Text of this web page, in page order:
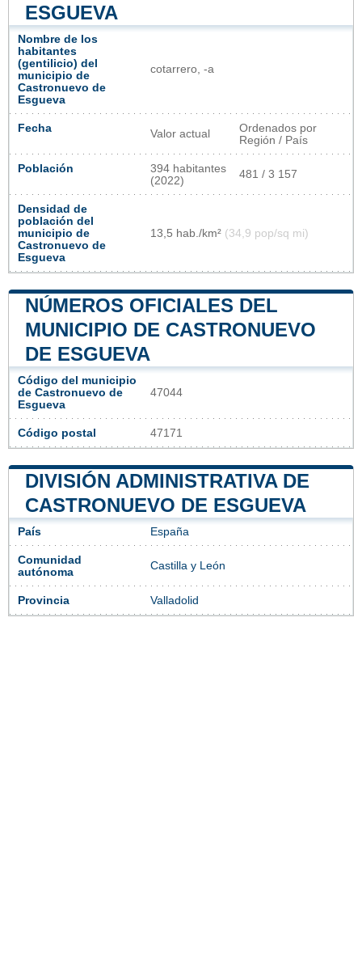
ESGUEVA
Nombre de los
habitantes
(gentilicio) del
municipio de
Castronuevo de
Esgueva
cotarrero, -a
Fecha Valor actual
Ordenados por
Región / País
Población
394 habitantes
(2022)
481 / 3 157
Densidad de
población del
municipio de
Castronuevo de
Esgueva
13,5 hab./km² (34,9 pop/sq mi)
NÚMEROS OFICIALES DEL
MUNICIPIO DE CASTRONUEVO
DE ESGUEVA
Código del municipio
de Castronuevo de
Esgueva
47044
Código postal 47171
DIVISIÓN ADMINISTRATIVA DE
CASTRONUEVO DE ESGUEVA
País España
Comunidad
autónoma
Castilla y León
Provincia Valladolid